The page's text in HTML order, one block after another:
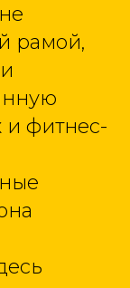
рамой,
и фитнес-